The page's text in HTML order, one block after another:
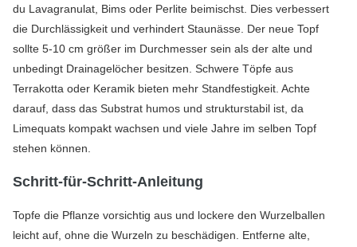
du Lavagranulat, Bims oder Perlite beimischst. Dies verbessert
die Durchlässigkeit und verhindert Staunässe. Der neue Topf
sollte 5-10 cm größer im Durchmesser sein als der alte und
unbedingt Drainagelöcher besitzen. Schwere Töpfe aus
Terrakotta oder Keramik bieten mehr Standfestigkeit. Achte
darauf, dass das Substrat humos und strukturstabil ist, da
Limequats kompakt wachsen und viele Jahre im selben Topf
stehen können.
Schritt-für-Schritt-Anleitung
Topfe die Pflanze vorsichtig aus und lockere den Wurzelballen
leicht auf, ohne die Wurzeln zu beschädigen. Entferne alte,